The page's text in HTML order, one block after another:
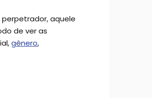
aquele
de ver as
gênero,